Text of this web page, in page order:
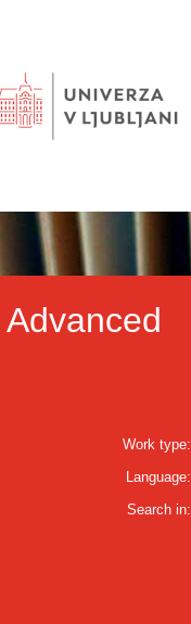
Advanced
Work type:
Language:
Search in: